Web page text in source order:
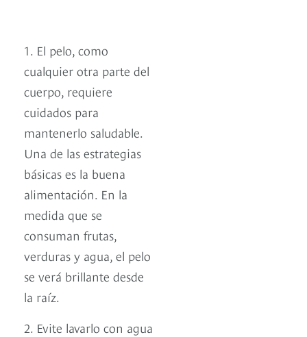
1. El pelo, como
cualquier otra parte del
cuerpo, requiere
cuidados para
mantenerlo saludable.
Una de las estrategias
básicas es la buena
alimentación. En la
medida que se
consuman frutas,
verduras y agua, el pelo
se verá brillante desde
la raíz.
2. Evite lavarlo con agua